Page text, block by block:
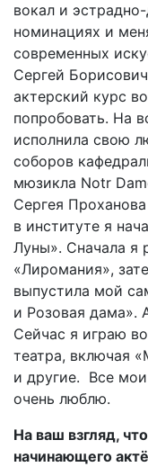
вокал и
номинациях и
современных
Сергей
актерский курс
попробовать. На
исполнила свою
соборов
мюзикла Notr
Сергея
в институте я
Луны». Сначала я
«Лиромания»,
выпустила мой
и Розовая дама».
Сейчас я играю
театра, включая
и другие. Все
очень люблю.
На ваш взгляд,
начинающего